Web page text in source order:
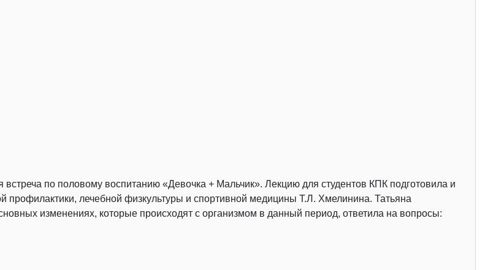
по половому воспитанию «Девочка + Мальчик». Лекцию для студентов КПК подготовила и
профилактики, лечебной физкультуры и спортивной медицины Т.Л. Хмелинина. Татьяна
изменениях, которые происходят с организмом в данный период, ответила на вопросы: